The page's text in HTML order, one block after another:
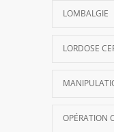
LOMBALGIE
LORDOSE
OPÉRATION